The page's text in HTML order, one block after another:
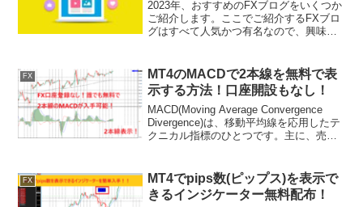
2023年、おすすめのFXブログをいくつか
ご紹介します。ここでご紹介するFXブロ
グはすべて人気かつ有名なので、興味が
外FXふぁんくらぶは、為替相場愛好家に
よって運営され...
FX
MT4のMACDで2本線を無料で表
示する方法！口座開設もなし！
MACD(Moving Average Convergence
Divergence)は、移動平均線を応用したテ
クニカル指標のひとつです。主に、売買
ロスすると買い、デッ...
FX
MT4でpips数(ピップス)を表示で
きるインジケーター無料配布！